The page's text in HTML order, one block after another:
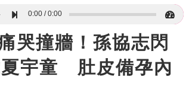
0:00 0:00
哭撞牆！孫協志閃
宇童 肚皮備孕內